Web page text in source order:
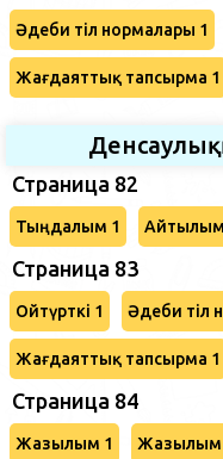
Әдеби тіл нормалары 1
Жағдаяттық тапсырма 1
Страница 82
Тыңдалым 1 Айтылым
Страница 83
Ойтүрткі 1 Әдеби тіл
Жағдаяттық тапсырма 1
Страница 84
Жазылым 1 Жазылым